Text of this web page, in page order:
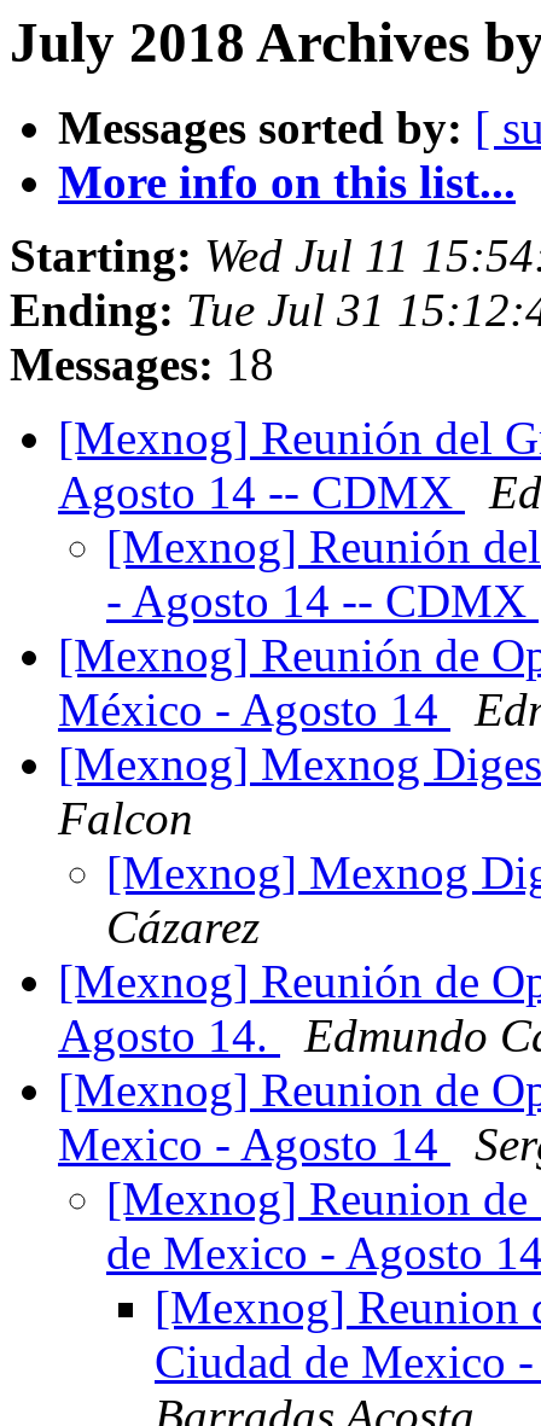
July 2018 Archives
Messages sorted by: [
More info on this list...
Starting: Wed Jul 11
Ending: Tue Jul 31
Messages: 18
[Mexnog] Reunión del
Agosto 14 -- CDMX
[Mexnog] Reunión
- Agosto 14 -- CDMX
[Mexnog] Reunión de
México - Agosto 14
[Mexnog] Mexnog
Falcon
[Mexnog] Mexnog
Cázarez
[Mexnog] Reunión de
Agosto 14.
Edmundo
[Mexnog] Reunion de
Mexico - Agosto 14
[Mexnog] Reunion de
de Mexico - Agosto
[Mexnog] Reunion
Ciudad de Mexico